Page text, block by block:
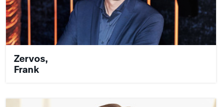
Zervos,
Frank